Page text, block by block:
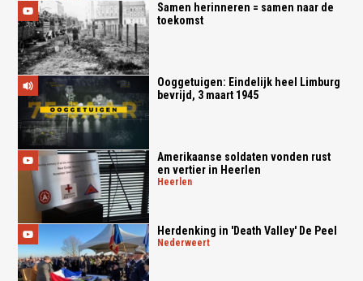
Samen herinneren = samen naar de
toekomst
Ooggetuigen: Eindelijk heel Limburg
bevrijd, 3 maart 1945
Amerikaanse soldaten vonden rust
en vertier in Heerlen
heerlen
Herdenking in 'Death Valley' De Peel
nederweert